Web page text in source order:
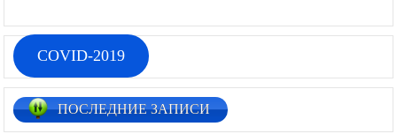
COVID-2019
ПОСЛЕДНИЕ ЗАПИСИ